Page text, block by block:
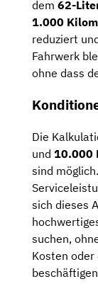
dem 62-
1.000
reduziert
Fahrwerk
ohne dass
Die
und 10.000
sind
sich dieses
suchen,
Kosten